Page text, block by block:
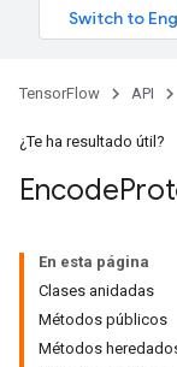
TensorFlow API
¿Te ha resultado útil?
Encode
En esta página
Clases anidadas
Métodos públicos
Métodos